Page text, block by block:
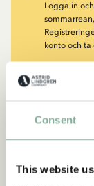
Consent
This website
Logga in
konto och
BLI MEDLEM HÄR
Världens